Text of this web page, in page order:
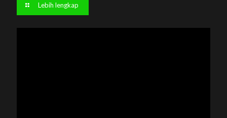
Lebih lengkap